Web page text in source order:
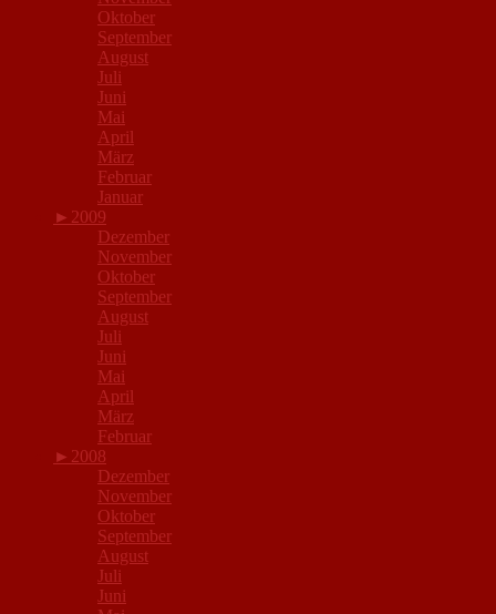
Oktober
September
August
Juli
Juni
Mai
April
März
Februar
Januar
► 2009
Dezember
November
Oktober
September
August
Juli
Juni
Mai
April
März
Februar
► 2008
Dezember
November
Oktober
September
August
Juli
Juni